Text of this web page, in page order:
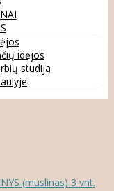
idėjos
studija
(muslinas) 3 vnt.